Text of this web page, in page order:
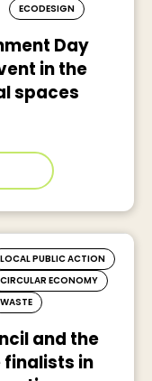
ECODESIGN
Day
in the
spaces
LOCAL PUBLIC ACTION
CIRCULAR ECONOMY
WASTE
and the
finalists in